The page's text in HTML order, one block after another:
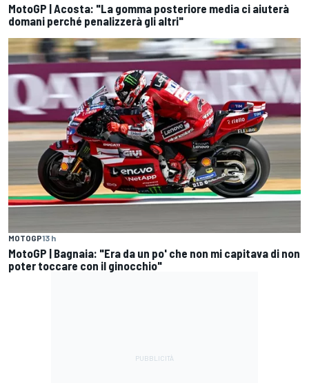
MotoGP | Acosta: "La gomma posteriore media ci aiuterà
domani perché penalizzerà gli altri"
MOTOGP13 h
MotoGP | Bagnaia: "Era da un po' che non mi capitava di non
poter toccare con il ginocchio"